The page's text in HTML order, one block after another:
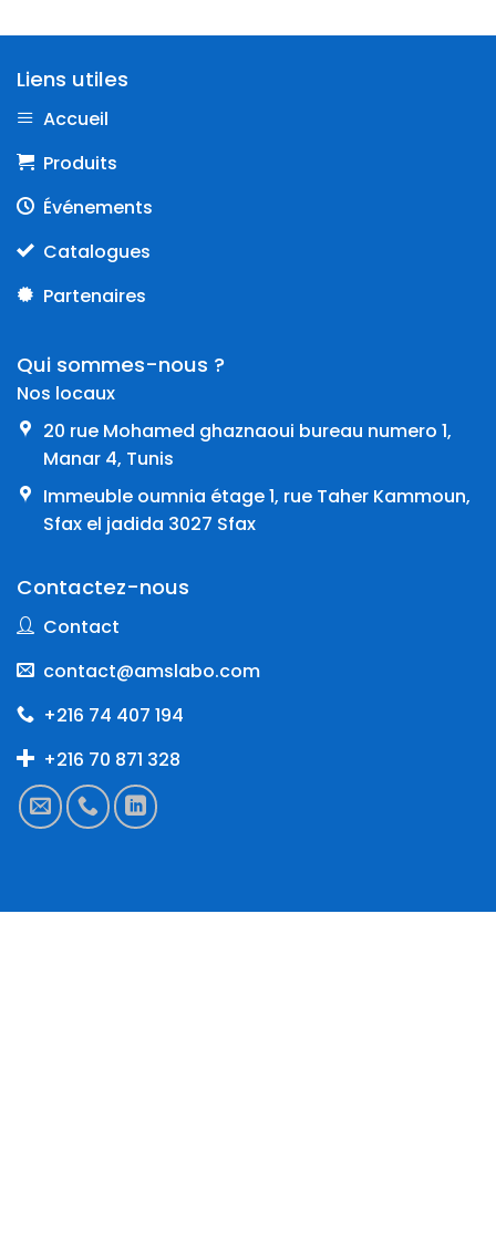
Liens utiles
Accueil
Produits
Événements
Catalogues
Partenaires
Qui sommes-nous ?
Nos locaux
20 rue Mohamed ghaznaoui bureau numero 1,
Manar 4, Tunis
Immeuble oumnia étage 1, rue Taher Kammoun,
Sfax el jadida 3027 Sfax
Contactez-nous
Contact
contact@amslabo.com
+216 74 407 194
+216 70 871 328